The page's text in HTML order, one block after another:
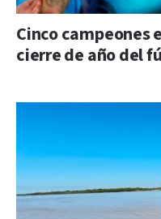
Cinco campeones
cierre de año del